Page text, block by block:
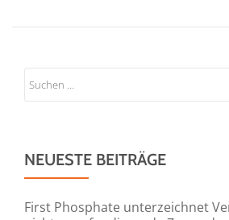
NEUESTE BEITRÄGE
First Phosphate unterzeichnet